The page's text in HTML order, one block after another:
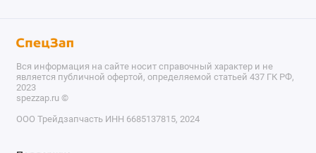
Вся информация на сайте носит справочный характер и не
является публичной офертой, определяемой статьей 437 ГК РФ,
2023
spezzap.ru ©️
ООО Трейдзапчасть ИНН 6685137815, 2024